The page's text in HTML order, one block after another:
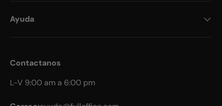
Ayuda
Contactanos
L-V 9:00 am a 6:00 pm